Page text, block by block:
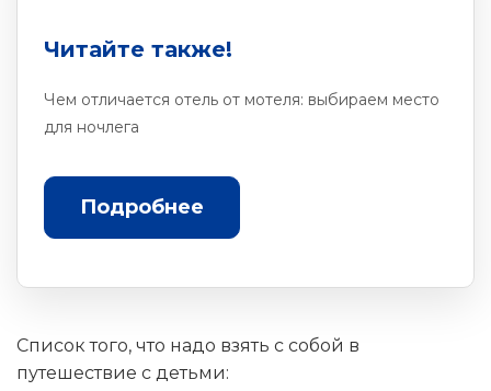
Читайте также!
Чем отличается отель от мотеля: выбираем место
для ночлега
Подробнее
Список того, что надо взять с собой в
путешествие с детьми: